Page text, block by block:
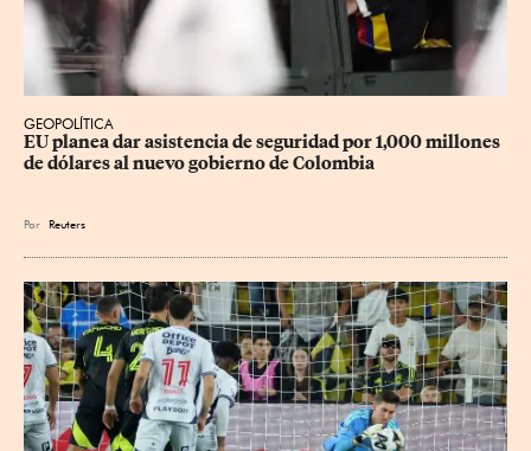
GEOPOLÍTICA
EU planea dar asistencia de seguridad por 1,000 millones
de dólares al nuevo gobierno de Colombia
Por Reuters